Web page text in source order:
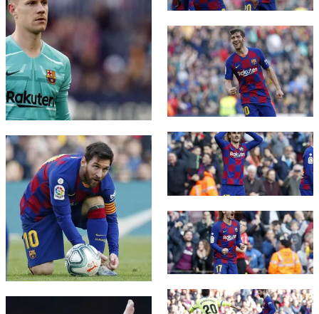
FC Barcelona club badge
FC Barcelona club badge
FC Barcelona club badge
FC Barcelona club badge
FC Barcelona club badge